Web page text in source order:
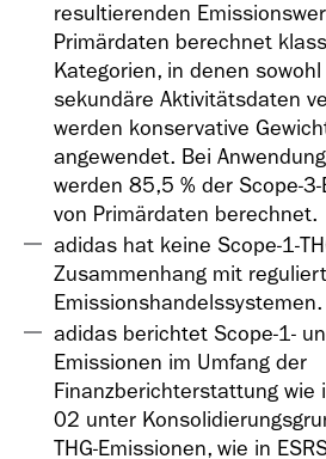
resultierenden
Primärdaten berechnet
Kategorien, in denen
sekundäre Aktivitätsdaten
werden konservative
angewendet. Bei
werden 85,5 % der Scope-
von Primärdaten berechnet.
adidas hat keine Scope-1-
Zusammenhang mit
Emissionshandelssystemen.
adidas berichtet Scope-1-
Emissionen im Umfang der
Finanzberichterstattung wie
02 unter
THG-Emissionen, wie in